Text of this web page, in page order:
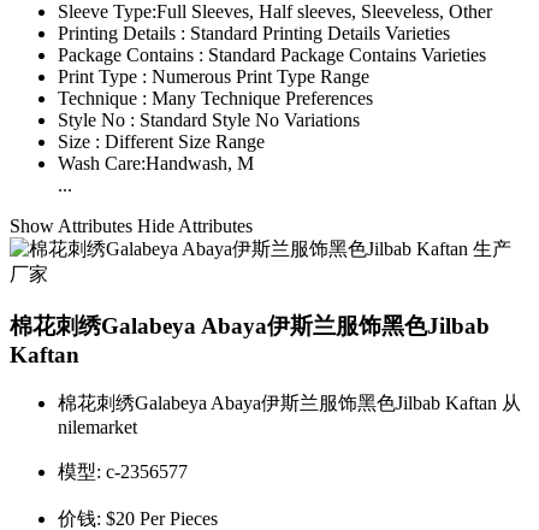
Sleeve Type:Full Sleeves, Half sleeves, Sleeveless, Other
Printing Details : Standard Printing Details Varieties
Package Contains : Standard Package Contains Varieties
Print Type : Numerous Print Type Range
Technique : Many Technique Preferences
Style No : Standard Style No Variations
Size : Different Size Range
Wash Care:Handwash, M
...
Show Attributes Hide Attributes
棉花刺绣Galabeya Abaya伊斯兰服饰黑色Jilbab
Kaftan
棉花刺绣Galabeya Abaya伊斯兰服饰黑色Jilbab Kaftan 从
nilemarket
模型: c-2356577
价钱: $20 Per Pieces